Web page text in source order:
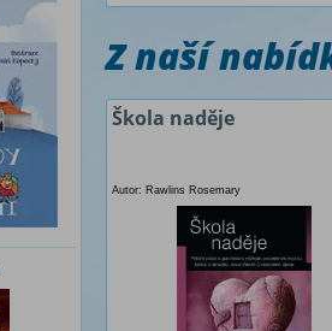
Z naší
Škola naděje
Autor: Rawlins Rosemary